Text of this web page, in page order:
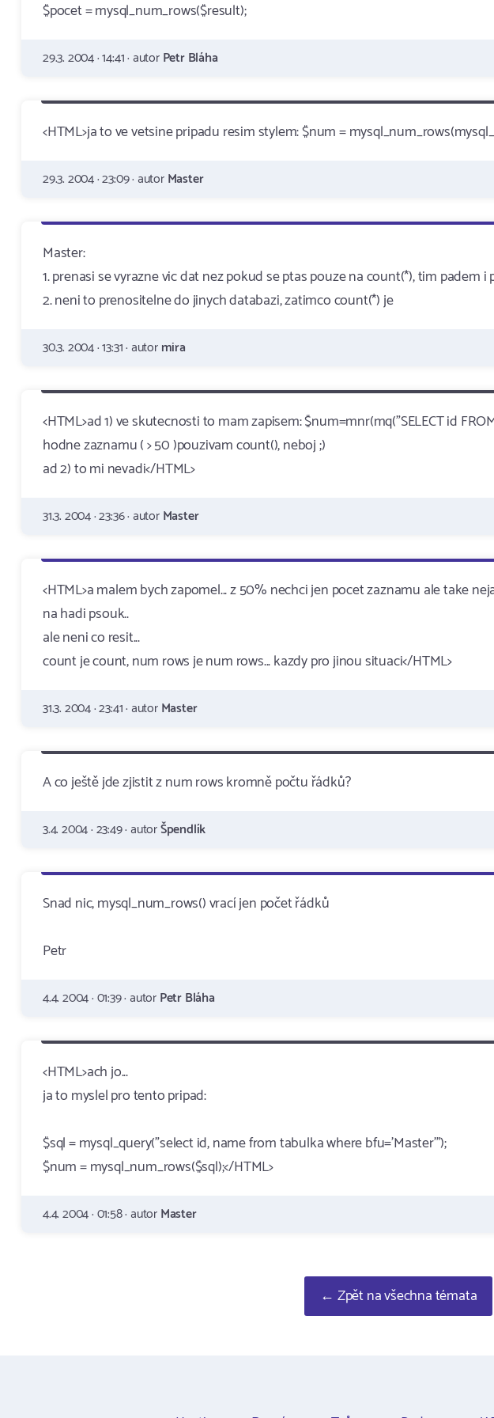
$pocet = mysql_num_rows($result);
29.3. 2004 · 14:41 · autorPetr Bláha
<HTML>ja to ve vetsine pripadu resim stylem: $num =
29.3. 2004 · 23:09 · autorMaster
Master:
1. prenasi se vyrazne vic dat nez pokud se ptas pouze na count(*), tim padem i
2. neni to prenositelne do jinych databazi, zatimco count(*) je
30.3. 2004 · 13:31 · autormira
<HTML>ad 1) ve skutecnosti to mam zapisem: $num=mnr(mq("SELECT id
hodne zaznamu ( > 50 )pouzivam count(), neboj ;)
ad 2) to mi nevadi</HTML>
31.3. 2004 · 23:36 · autorMaster
<HTML>a malem bych zapomel... z 50% nechci jen pocet zaznamu ale take
na hadi psouk..
ale neni co resit...
count je count, num rows je num rows... kazdy pro jinou situaci</HTML>
31.3. 2004 · 23:41 · autorMaster
A co ještě jde zjistit z num rows kromně počtu řádků?
3.4. 2004 · 23:49 · autorŠpendlík
Snad nic, mysql_num_rows() vrací jen počet řádků
Petr
4.4. 2004 · 01:39 · autorPetr Bláha
<HTML>ach jo...
ja to myslel pro tento pripad:
$sql = mysql_query("select id, name from tabulka where bfu='Master'");
$num = mysql_num_rows($sql);</HTML>
4.4. 2004 · 01:58 · autorMaster
← Zpět na všechna témata